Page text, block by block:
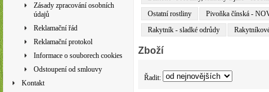
Zásady zpracování osobních
údajů
Reklamační řád
Reklamační protokol
Informace o souborech cookies
Odstoupení od smlouvy
Kontakt
Ostatní rostliny
Pivoňka čínská -
Rakytník - sladké odrůdy
Zboží
Řadit: